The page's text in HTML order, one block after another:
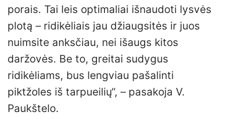
porais. Tai leis optimaliai išnaudoti lysvės
plotą – ridikėliais jau džiaugsitės ir juos
nuimsite anksčiau, nei išaugs kitos
daržovės. Be to, greitai sudygus
ridikėliams, bus lengviau pašalinti
piktžoles iš tarpueilių“, – pasakoja V.
Paukštelo.